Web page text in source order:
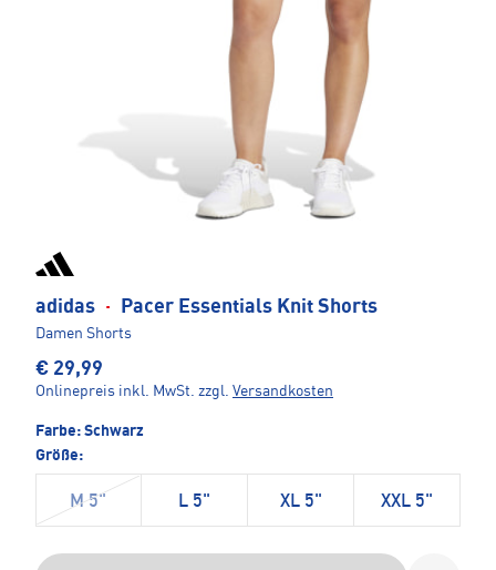
adidas · Pacer Essentials Knit Shorts
Damen Shorts
€ 29,99
Onlinepreis inkl. MwSt. zzgl. Versandkosten
Farbe: Schwarz
Größe:
M 5" L 5" XL 5" XXL 5"